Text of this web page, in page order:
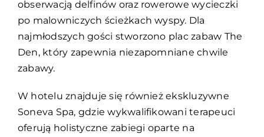
obserwacją delfinów oraz rowerowe wycieczki
po malowniczych ścieżkach wyspy. Dla
najmłodszych gości stworzono plac zabaw The
Den, który zapewnia niezapomniane chwile
zabawy.
W hotelu znajduje się również ekskluzywne
Soneva Spa, gdzie wykwalifikowani terapeuci
oferują holistyczne zabiegi oparte na